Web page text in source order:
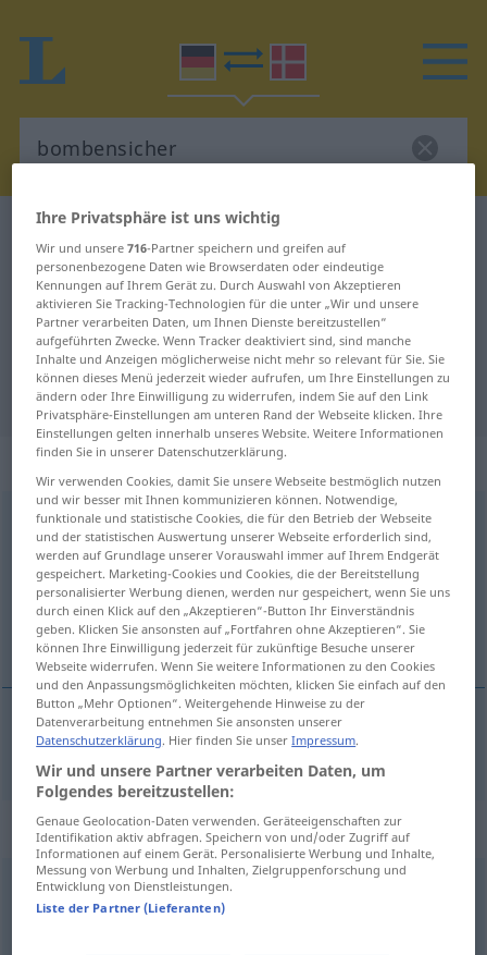
Deutsch-Dänisch Wörterbuch
Deutsch-Dänisch Übersetzung für
"bombensicher"
"bombensicher" Dänisch
Übersetzung
„bombensicher“
bombensicher
Übersicht aller Übersetzungen
(Für mehr Details die Übersetzung anklicken/antippen)
bombesikker
bombesikker bombensicher
Synonyme für "bombensicher"
zweifelsohne,todsicher (ugs.)
Ihre Privatsphäre ist uns wichtig
Wir und unsere716-Partner speichern und greifen auf
personenbezogene Daten wie Browserdaten oder eindeutige
Kennungen auf Ihrem Gerät zu. Durch Auswahl von Akzeptieren
aktivieren Sie Tracking-Technologien für die unter „Wir und unsere
Partner verarbeiten Daten, um Ihnen Dienste bereitzustellen“
aufgeführten Zwecke. Wenn Tracker deaktiviert sind, sind manche
Inhalte und Anzeigen möglicherweise nicht mehr so relevant für Sie. Sie
können dieses Menü jederzeit wieder aufrufen, um Ihre Einstellungen zu
ändern oder Ihre Einwilligung zu widerrufen, indem Sie auf den Link
Privatsphäre-Einstellungen am unteren Rand der Webseite klicken. Ihre
Einstellungen gelten innerhalb unseres Website. Weitere Informationen
finden Sie in unserer Datenschutzerklärung.
Wir verwenden Cookies, damit Sie unsere Webseite bestmöglich nutzen
und wir besser mit Ihnen kommunizieren können. Notwendige,
funktionale und statistische Cookies, die für den Betrieb der Webseite
und der statistischen Auswertung unserer Webseite erforderlich sind,
werden auf Grundlage unserer Vorauswahl immer auf Ihrem Endgerät
gespeichert. Marketing-Cookies und Cookies, die der Bereitstellung
personalisierter Werbung dienen, werden nur gespeichert, wenn Sie uns
durch einen Klick auf den „Akzeptieren“-Button Ihr Einverständnis
geben. Klicken Sie ansonsten auf „Fortfahren ohne Akzeptieren“. Sie
können Ihre Einwilligung jederzeit für zukünftige Besuche unserer
Webseite widerrufen. Wenn Sie weitere Informationen zu den Cookies
und den Anpassungsmöglichkeiten möchten, klicken Sie einfach auf den
Button „Mehr Optionen“. Weitergehende Hinweise zu der
Datenverarbeitung entnehmen Sie ansonsten unserer
Datenschutzerklärung. Hier finden Sie unserImpressum.
Wir und unsere Partner verarbeiten Daten, um
Folgendes bereitzustellen:
Genaue Geolocation-Daten verwenden. Geräteeigenschaften zur
Identifikation aktiv abfragen. Speichern von und/oder Zugriff auf
Informationen auf einem Gerät. Personalisierte Werbung und Inhalte,
Messung von Werbung und Inhalten, Zielgruppenforschung und
Entwicklung von Dienstleistungen.
Liste der Partner (Lieferanten)